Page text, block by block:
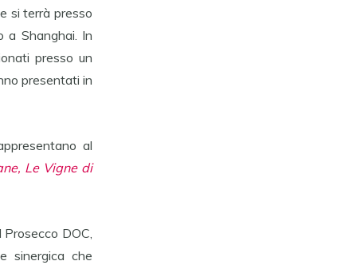
si terrà presso
a Shanghai. In
presso un
presentati in
al
Le Vigne di
DOC,
sinergica che